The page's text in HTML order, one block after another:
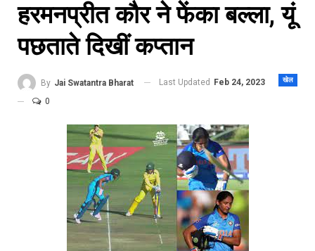
हरमनप्रीत कौर ने फेंका बल्ला, यूं
पछताते दिखीं कप्तान
खेल
By Jai Swatantra Bharat Last Updated
Feb 24, 2023
0